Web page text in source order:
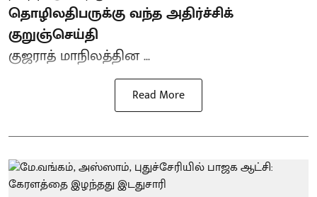
தொழிலதிபருக்கு வந்த அதிர்ச்சிக்
குறுஞ்செய்தி
குஜராத் மாநிலத்தின ...
Read More